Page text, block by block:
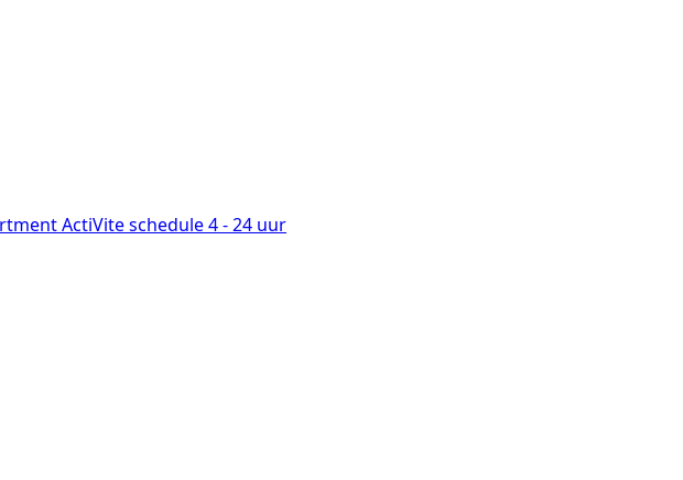
ActiViteschedule4 - 24 uur